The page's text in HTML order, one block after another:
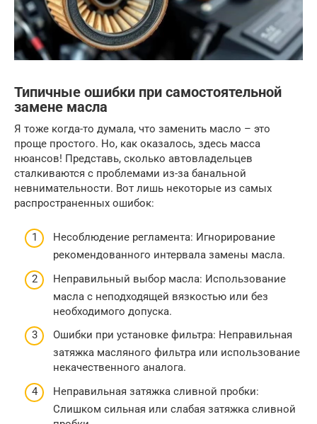
Типичные ошибки при самостоятельной
замене масла
Я тоже когда-то думала, что заменить масло – это
проще простого. Но, как оказалось, здесь масса
нюансов! Представь, сколько автовладельцев
сталкиваются с проблемами из-за банальной
невнимательности. Вот лишь некоторые из самых
распространенных ошибок:
Несоблюдение регламента: Игнорирование
рекомендованного интервала замены масла.
Неправильный выбор масла: Использование
масла с неподходящей вязкостью или без
необходимого допуска.
Ошибки при установке фильтра: Неправильная
затяжка масляного фильтра или использование
некачественного аналога.
Неправильная затяжка сливной пробки:
Слишком сильная или слабая затяжка сливной